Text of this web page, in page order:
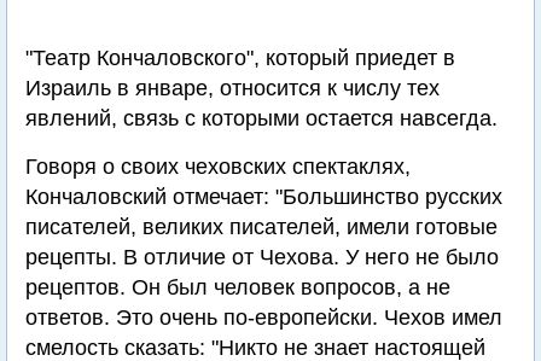
"Театр Кончаловского", который приедет в
Израиль в январе, относится к числу тех
явлений, связь с которыми остается навсегда.
Говоря о своих чеховских спектаклях,
Кончаловский отмечает: "Большинство русских
писателей, великих писателей, имели готовые
рецепты. В отличие от Чехова. У него не было
рецептов. Он был человек вопросов, а не
ответов. Это очень по-европейски. Чехов имел
смелость сказать: "Никто не знает настоящей